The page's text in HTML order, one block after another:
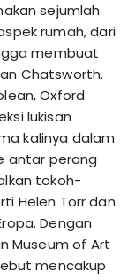
sejumlah
rumah, dari
membuat
Chatsworth.
Oxford
lukisan
kalinya dalam
antar perang
tokoh-
Helen Torr dan
Dengan
Museum of Art
mencakup